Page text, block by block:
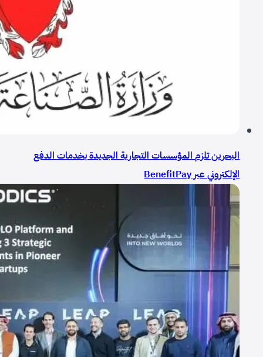
البحرين تلزم المؤسسات التجارية الجديدة بخدمات الدفع
الإلكتروني عبر BenefitPay